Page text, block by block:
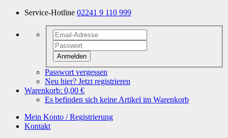
Service-Hotline 02241 9 110 999
Anmelden
Passwort vergessen
Neu hier? Jetzt registrieren
Warenkorb: 0,00 €
Es befinden sich keine Artikel im Warenkorb
Mein Konto / Registrierung
Kontakt